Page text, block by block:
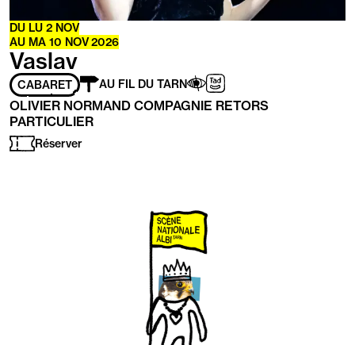
Vaslav
DU LU 2 NOV
AU MA 10 NOV2026
CABARET AU FIL DU TARNAdapté
aux
personnes
Aveugles
Malvoyants
Transport
à
la
OLIVIER NORMAND COMPAGNIE RETORS
PARTICULIER
Réserver